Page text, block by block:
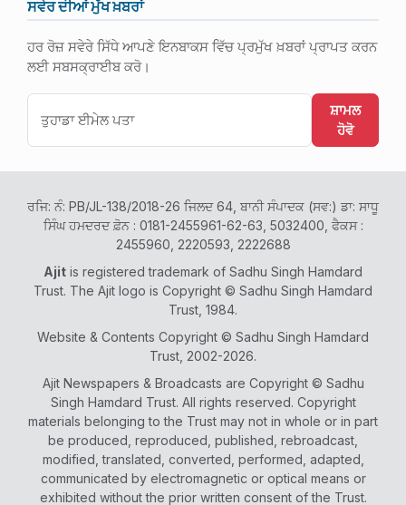
ਸਵੇਰ ਦੀਆਂ ਮੁੱਖ ਖ਼ਬਰਾਂ
ਹਰ ਰੋਜ਼ ਸਵੇਰੇ ਸਿੱਧੇ ਆਪਣੇ ਇਨਬਾਕਸ ਵਿੱਚ ਪ੍ਰਮੁੱਖ ਖ਼ਬਰਾਂ ਪ੍ਰਾਪਤ ਕਰਨ
ਲਈ ਸਬਸਕ੍ਰਾਈਬ ਕਰੋ।
ਸ਼ਾਮਲ
ਹੋਵੋ
ਰਜਿ: ਨੰ: PB/JL-138/2018-26 ਜਿਲਦ 64, ਬਾਨੀ ਸੰਪਾਦਕ (ਸਵ:) ਡਾ: ਸਾਧੂ
ਸਿੰਘ ਹਮਦਰਦ ਫ਼ੋਨ : 0181-2455961-62-63, 5032400, ਫੈਕਸ :
2455960, 2220593, 2222688
Ajit is registered trademark of Sadhu Singh Hamdard
Trust. The Ajit logo is Copyright © Sadhu Singh Hamdard
Trust, 1984.
Website & Contents Copyright © Sadhu Singh Hamdard
Trust, 2002-2026.
Ajit Newspapers & Broadcasts are Copyright © Sadhu
Singh Hamdard Trust. All rights reserved. Copyright
materials belonging to the Trust may not in whole or in part
be produced, reproduced, published, rebroadcast,
modified, translated, converted, performed, adapted,
communicated by electromagnetic or optical means or
exhibited without the prior written consent of the Trust.